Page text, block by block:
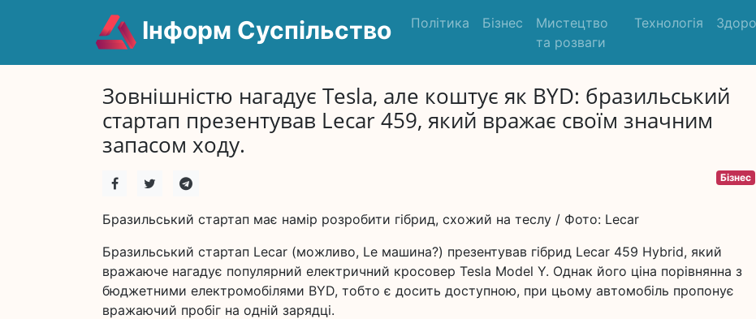
Інформ Суспільство Політика Бізнес
Мистецтво
та розваги
Технологія
Зовнішністю нагадує Tesla, але коштує як BYD: бразильський
стартап презентував Lecar 459, який вражає своїм значним
запасом ходу.
Бізнес
Бразильський стартап має намір розробити гібрид, схожий на теслу / Фото: Lecar
Бразильський стартап Lecar (можливо, Le машина?) презентував гібрид Lecar 459 Hybrid, який
вражаюче нагадує популярний електричний кросовер Tesla Model Y. Однак його ціна порівнянна з
бюджетними електромобілями BYD, тобто є досить доступною, при цьому автомобіль пропонує
вражаючий пробіг на одній зарядці.